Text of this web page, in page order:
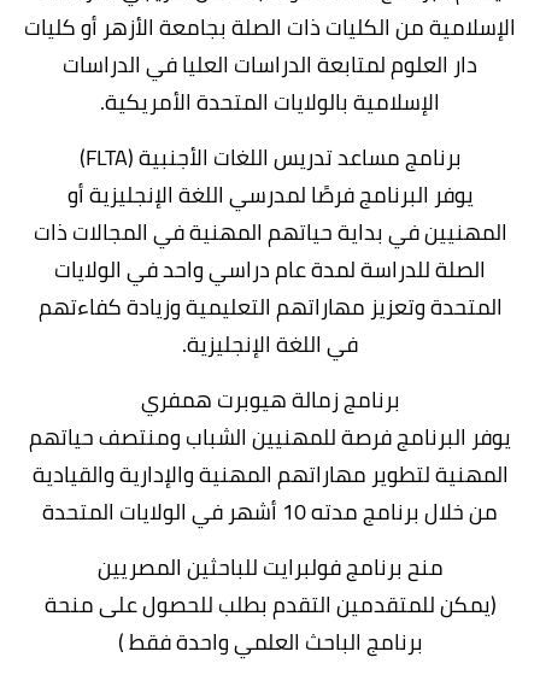
الإسلامية من الكليات ذات الصلة بجامعة الأزهر أو كليات
دار العلوم لمتابعة الدراسات العليا في الدراسات
الإسلامية بالولايات المتحدة الأمريكية.
برنامج مساعد تدريس اللغات الأجنبية (FLTA)
يوفر البرنامج فرصًا لمدرسي اللغة الإنجليزية أو
المهنيين في بداية حياتهم المهنية في المجالات ذات
الصلة للدراسة لمدة عام دراسي واحد في الولايات
المتحدة وتعزيز مهاراتهم التعليمية وزيادة كفاءتهم
في اللغة الإنجليزية.
برنامج زمالة هيوبرت همفري
يوفر البرنامج فرصة للمهنيين الشباب ومنتصف حياتهم
المهنية لتطوير مهاراتهم المهنية والإدارية والقيادية
من خلال برنامج مدته 10 أشهر في الولايات المتحدة
منح برنامج فولبرايت للباحثين المصريين
(يمكن للمتقدمين التقدم بطلب للحصول على منحة
برنامج الباحث العلمي واحدة فقط )